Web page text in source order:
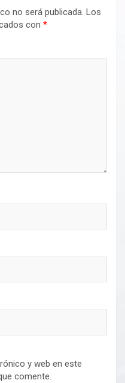
no será publicada. Los
con *
y web en este
comente.